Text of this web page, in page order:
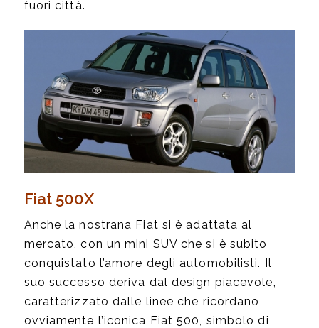
fuori città.
Fiat 500X
Anche la nostrana Fiat si è adattata al
mercato, con un mini SUV che si è subito
conquistato l’amore degli automobilisti. Il
suo successo deriva dal design piacevole,
caratterizzato dalle linee che ricordano
ovviamente l’iconica Fiat 500, simbolo di